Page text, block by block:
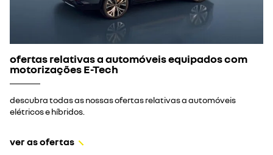
ofertas relativas a automóveis equipados com
motorizações E-Tech
descubra todas as nossas ofertas relativas a automóveis
elétricos e híbridos.
ver as ofertas